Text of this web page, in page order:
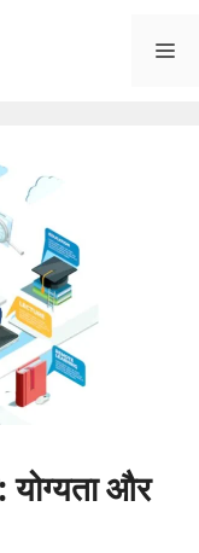
और